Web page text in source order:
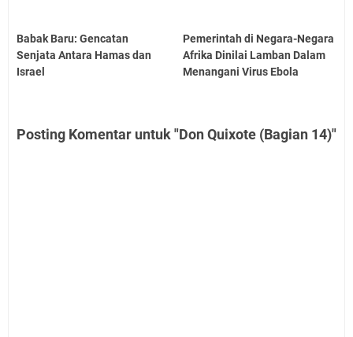
Babak Baru: Gencatan
Senjata Antara Hamas dan
Israel
Pemerintah di Negara-Negara
Afrika Dinilai Lamban Dalam
Menangani Virus Ebola
Posting Komentar untuk "Don Quixote (Bagian 14)"